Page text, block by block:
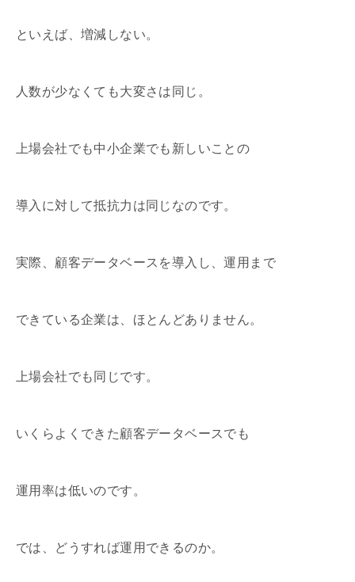
といえば、増減しない。
人数が少なくても大変さは同じ。
上場会社でも中小企業でも新しいことの
導入に対して抵抗力は同じなのです。
実際、顧客データベースを導入し、運用まで
できている企業は、ほとんどありません。
上場会社でも同じです。
いくらよくできた顧客データベースでも
運用率は低いのです。
では、どうすれば運用できるのか。